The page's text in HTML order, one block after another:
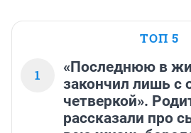
ТОП 5
1
«Последнюю в
закончил лишь с
четверкой».
рассказали про